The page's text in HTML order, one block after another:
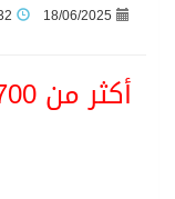
18/06/2025